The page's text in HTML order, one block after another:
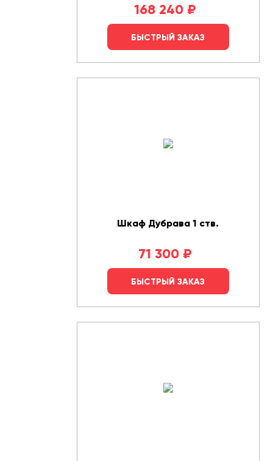
168 240 ₽
БЫСТРЫЙ ЗАКАЗ
Шкаф Дубрава 1 ств.
71 300 ₽
БЫСТРЫЙ ЗАКАЗ